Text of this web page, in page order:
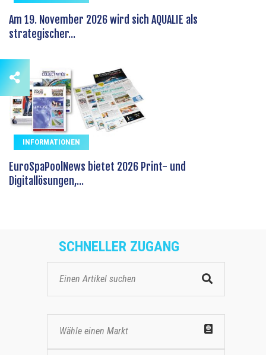
Am 19. November 2026 wird sich AQUALIE als
strategischer...
INFORMATIONEN
EuroSpaPoolNews bietet 2026 Print- und
Digitallösungen,...
SCHNELLER ZUGANG
Wähle einen Markt